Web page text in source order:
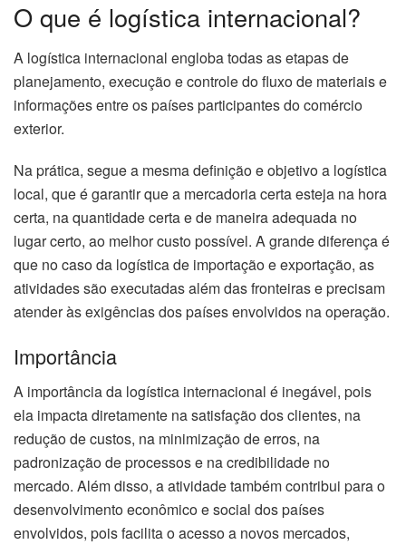
O que é logística internacional?
A logística internacional engloba todas as etapas de
planejamento, execução e controle do fluxo de materiais e
informações entre os países participantes do comércio
exterior.
Na prática, segue a mesma definição e objetivo a logística
local, que é garantir que a mercadoria certa esteja na hora
certa, na quantidade certa e de maneira adequada no
lugar certo, ao melhor custo possível. A grande diferença é
que no caso da logística de importação e exportação, as
atividades são executadas além das fronteiras e precisam
atender às exigências dos países envolvidos na operação.
Importância
A importância da logística internacional é inegável, pois
ela impacta diretamente na satisfação dos clientes, na
redução de custos, na minimização de erros, na
padronização de processos e na credibilidade no
mercado. Além disso, a atividade também contribui para o
desenvolvimento econômico e social dos países
envolvidos, pois facilita o acesso a novos mercados,